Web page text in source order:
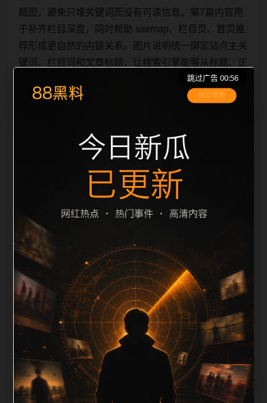
题图，避免只堆关键词而没有可读信息。第7篇内容用
于补齐栏目深度，同时帮助 sitemap、栏目页、首页推
荐形成更自然的内链关系。图片说明统一绑定站点主关
键词、栏目词和文章标题，让搜索引擎能够从标题、正
栏目内容归集
间识别一致主题。后续每日采集时，建议继续执行远程
图片本地化、坏图默认图兜底、标题去重和 description
长度过滤。如果同一主题下有多个相近页面，应通过不
同角度补充事件背景、访问场景、相关问题或专题入
口，降低站群页面之间的重复感。页面底部保留同类推
荐、上一篇下一篇和 sitemap 入口，保证重要页面点击
深度尽量控制在三次以内。正文维护时可按用户搜索路
径补充三类信息：入口是否稳定、同栏目还有哪些可继
续阅读、移动端打开时图片和摘要是否一致。每次新增
内容后同步检查标题、description、canonical、主题
图、alt、title和推荐链接，确保页面既能被搜索引擎理
解，也能让真实用户
跳过广告 00:56